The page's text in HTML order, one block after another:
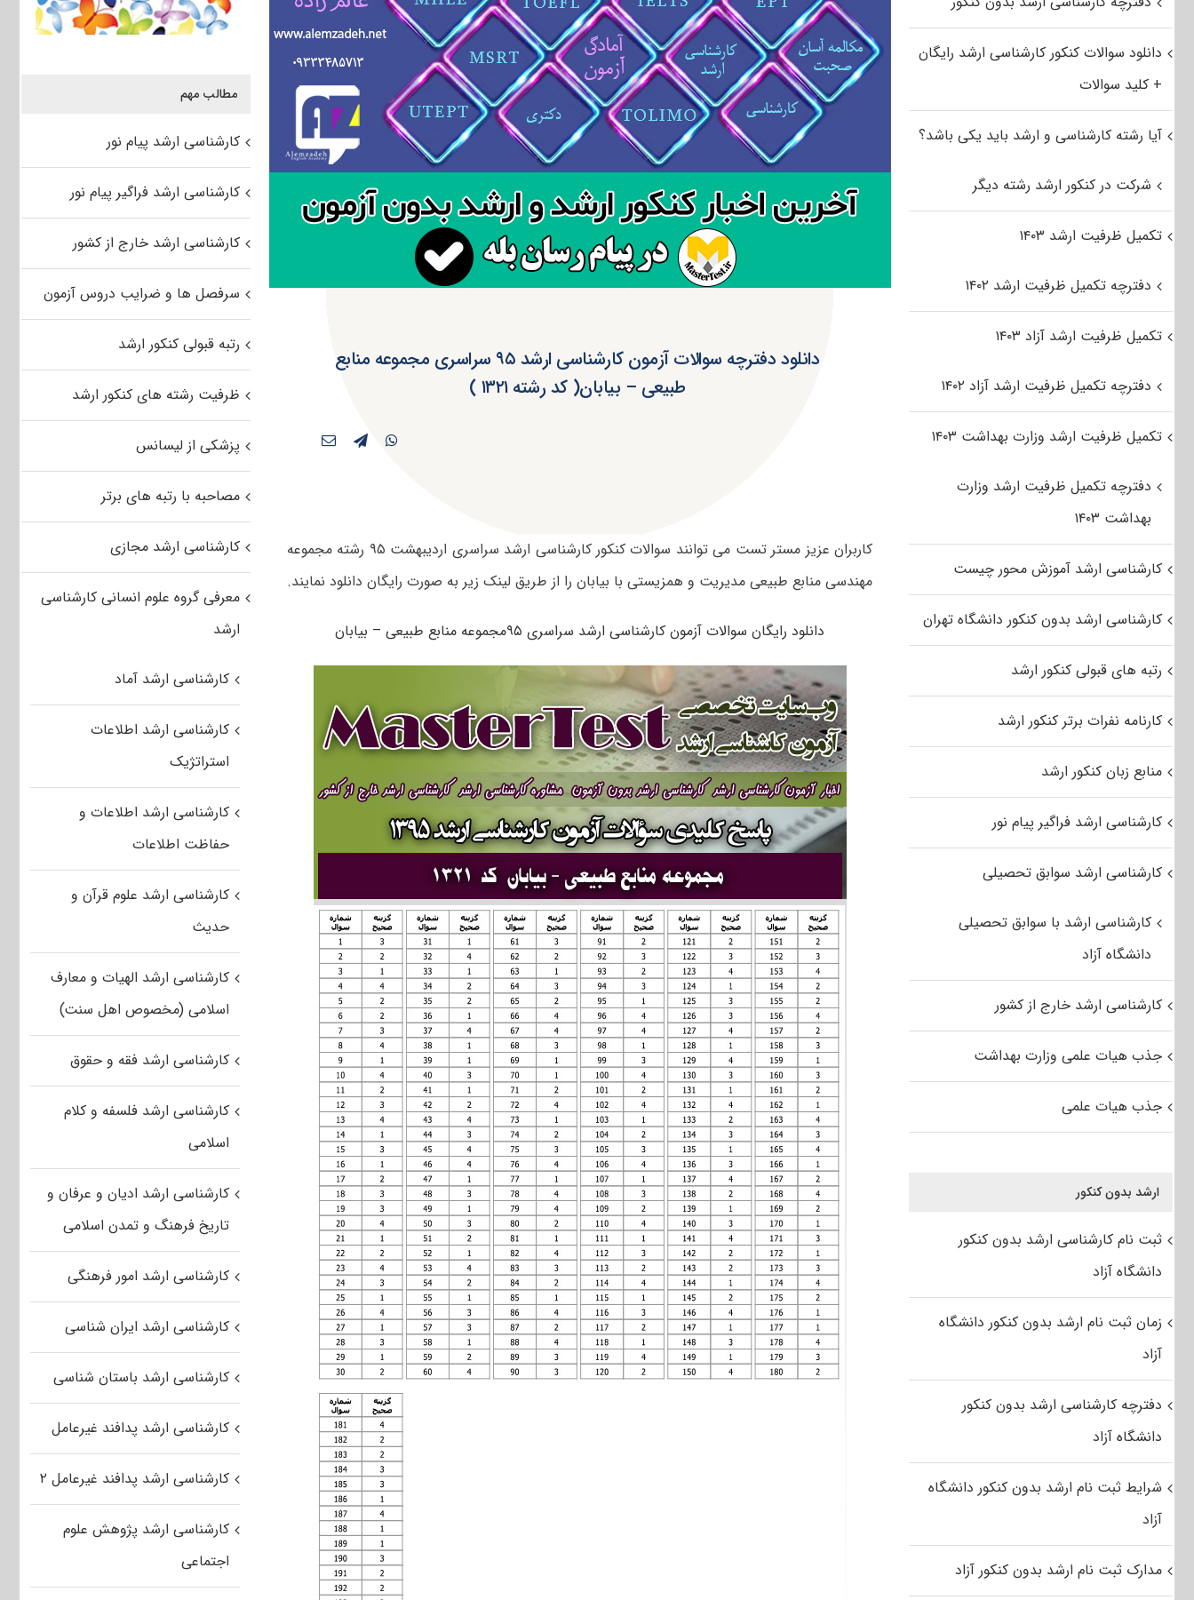
دانلود دفترچه سوالات آزمون کارشناسی ارشد ۹۵ سراسری مجموعه منابع
طبیعی – بیابان( کد رشته ۱۳۲۱ )
کاربران عزیز مستر تست می توانند سوالات کنکور کارشناسی ارشد سراسری اردیبهشت ۹۵ رشته مجموعه
مهندسی منابع طبیعی مدیریت و همزیستی با بیابان را از طریق لینک زیر به صورت رایگان دانلود نمایند.
دانلود رایگان سوالات آزمون کارشناسی ارشد سراسری ۹۵مجموعه منابع طبیعی – بیابان
مطالب مهم
کارشناسی ارشد پیام نور
کارشناسی ارشد فراگیر پیام نور
کارشناسی ارشد خارج از کشور
سرفصل ها و ضرایب دروس آزمون
رتبه قبولی کنکور ارشد
ظرفیت رشته های کنکور ارشد
پزشکی از لیسانس
مصاحبه با رتبه های برتر
کارشناسی ارشد مجازی
معرفی گروه علوم انسانی کارشناسی
ارشد
کارشناسی ارشد آماد
کارشناسی ارشد اطلاعات
استراتژیک
کارشناسی ارشد اطلاعات و
حفاظت اطلاعات
کارشناسی ارشد علوم قرآن و
حدیث
کارشناسی ارشد الهیات و معارف
اسلامی (مخصوص اهل سنت)
کارشناسی ارشد فقه و حقوق
کارشناسی ارشد فلسفه و کلام
اسلامی
کارشناسی ارشد ادیان و عرفان و
تاریخ فرهنگ و تمدن اسلامی
کارشناسی ارشد امور فرهنگی
کارشناسی ارشد ایران شناسی
کارشناسی ارشد باستان شناسی
کارشناسی ارشد پدافند غیرعامل
کارشناسی ارشد پدافند غیرعامل ۲
کارشناسی ارشد پژوهش علوم
اجتماعی
دانلود سوالات کنکور کارشناسی ارشد رایگان
+ کلید سوالات
آیا رشته کارشناسی و ارشد باید یکی باشد؟
شرکت در کنکور ارشد رشته دیگر
تکمیل ظرفیت ارشد ۱۴۰۳
دفترچه تکمیل ظرفیت ارشد ۱۴۰۲
تکمیل ظرفیت ارشد آزاد ۱۴۰۳
دفترچه تکمیل ظرفیت ارشد آزاد ۱۴۰۲
تکمیل ظرفیت ارشد وزارت بهداشت ۱۴۰۳
دفترچه تکمیل ظرفیت ارشد وزارت
بهداشت ۱۴۰۳
کارشناسی ارشد آموزش محور چیست
کارشناسی ارشد بدون کنکور دانشگاه تهران
رتبه های قبولی کنکور ارشد
کارنامه نفرات برتر کنکور ارشد
منابع زبان کنکور ارشد
کارشناسی ارشد فراگیر پیام نور
کارشناسی ارشد سوابق تحصیلی
کارشناسی ارشد با سوابق تحصیلی
دانشگاه آزاد
کارشناسی ارشد خارج از کشور
جذب هیات علمی وزارت بهداشت
جذب هیات علمی
ارشد بدون کنکور
ثبت نام کارشناسی ارشد بدون کنکور
دانشگاه آزاد
زمان ثبت نام ارشد بدون کنکور دانشگاه
آزاد
دفترچه کارشناسی ارشد بدون کنکور
دانشگاه آزاد
شرایط ثبت نام ارشد بدون کنکور دانشگاه
آزاد
مدارک ثبت نام ارشد بدون کنکور آزاد